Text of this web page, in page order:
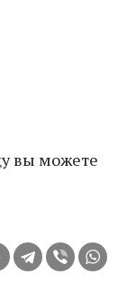
вы можете